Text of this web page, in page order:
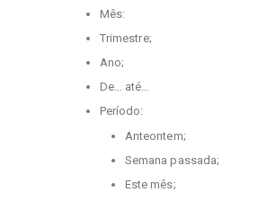
Mês:
Trimestre;
Ano;
De… até…
Período:
Anteontem;
Semana passada;
Este mês;